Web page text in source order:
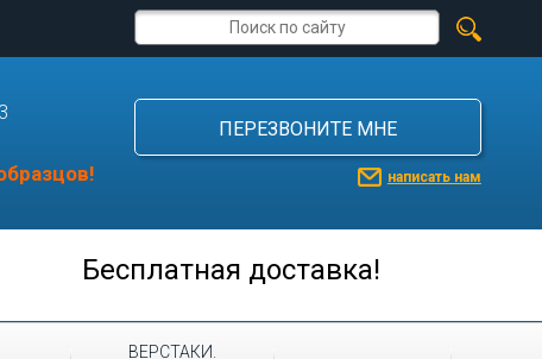
ПЕРЕЗВОНИТЕ МНЕ
написать нам
Бесплатная доставка!
ВЕРСТАКИ.